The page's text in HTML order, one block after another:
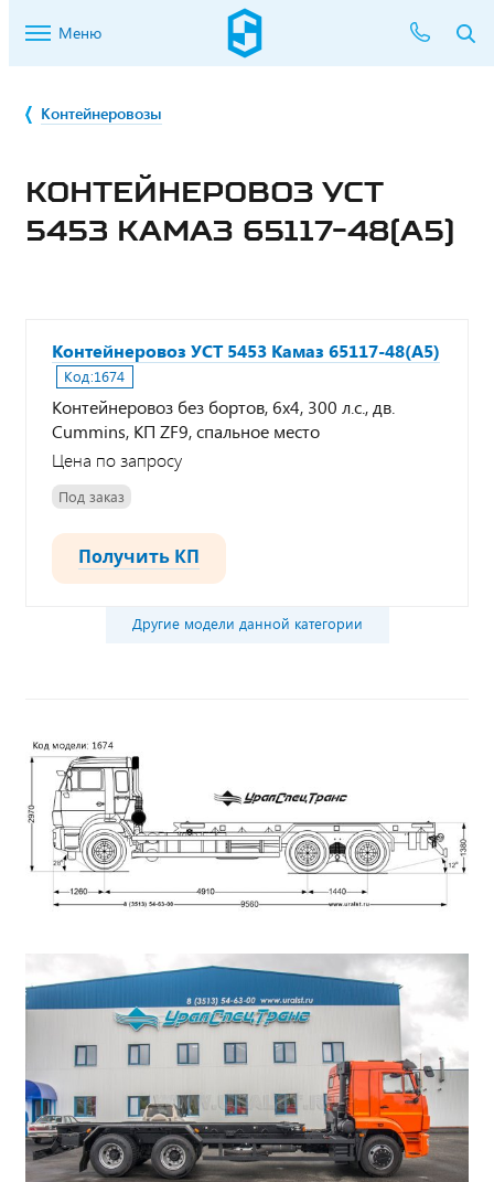
Меню
Контейнеровозы
КОНТЕЙНЕРОВОЗ УСТ
5453 КАМАЗ 65117-48(А5)
Контейнеровоз УСТ 5453 Камаз 65117-48(А5)
Код:1674
Контейнеровоз без бортов, 6х4, 300 л.с., дв.
Cummins, КП ZF9, спальное место
Цена по запросу
Под заказ
Получить КП
Другие модели данной категории